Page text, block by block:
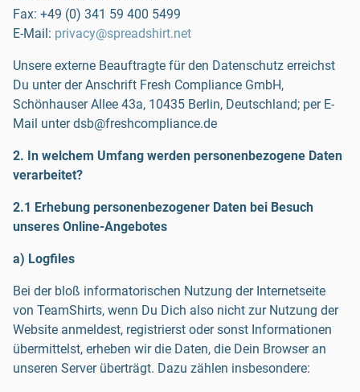
Fax: +49 (0) 341 59 400 5499
E-Mail: privacy@spreadshirt.net
Unsere externe Beauftragte für den Datenschutz erreichst
Du unter der Anschrift Fresh Compliance GmbH,
Schönhauser Allee 43a, 10435 Berlin, Deutschland; per E-
Mail unter dsb@freshcompliance.de
2. In welchem Umfang werden personenbezogene Daten
verarbeitet?
2.1 Erhebung personenbezogener Daten bei Besuch
unseres Online-Angebotes
a) Logfiles
Bei der bloß informatorischen Nutzung der Internetseite
von TeamShirts, wenn Du Dich also nicht zur Nutzung der
Website anmeldest, registrierst oder sonst Informationen
übermittelst, erheben wir die Daten, die Dein Browser an
unseren Server überträgt. Dazu zählen insbesondere: